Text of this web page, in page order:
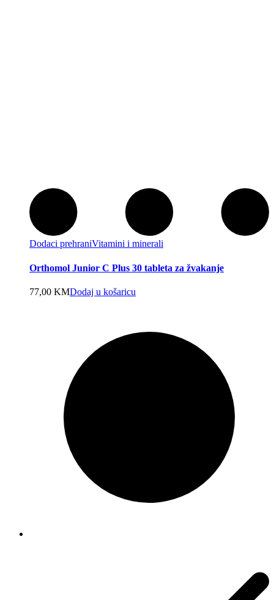
Dodaci prehraniVitamini i minerali
Orthomol Junior C Plus 30 tableta za žvakanje
77,00 KMDodaj u košaricu